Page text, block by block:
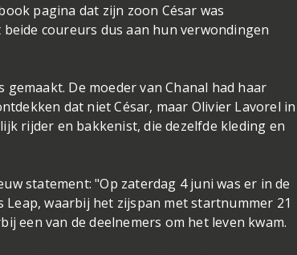
pagina dat zijn zoon César was
coureurs dus aan hun verwondingen
De moeder van Chanal had haar
dat niet César, maar Olivier Lavorel in
rijder en bakkenist, die dezelfde kleding en
statement: "Op zaterdag 4 juni was er in de
waarbij het zijspan met startnummer 21
een van de deelnemers om het leven kwam.